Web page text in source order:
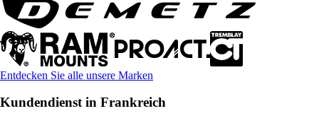
Entdecken Sie alle unsere Marken
Kundendienst in Frankreich